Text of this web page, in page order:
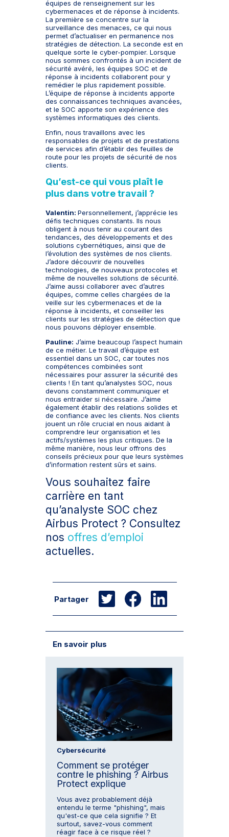
équipes de renseignement sur les
cybermenaces et de réponse à incidents.
La première se concentre sur la
surveillance des menaces, ce qui nous
permet d’actualiser en permanence nos
stratégies de détection. La seconde est en
quelque sorte le cyber-pompier. Lorsque
nous sommes confrontés à un incident de
sécurité avéré, les équipes SOC et de
réponse à incidents collaborent pour y
remédier le plus rapidement possible.
L’équipe de réponse à incidents apporte
des connaissances techniques avancées,
et le SOC apporte son expérience des
systèmes informatiques des clients.
Enfin, nous travaillons avec les
responsables de projets et de prestations
de services afin d’établir des feuilles de
route pour les projets de sécurité de nos
clients.
Qu’est-ce qui vous plaît le
plus dans votre travail ?
Valentin: Personnellement, j’apprécie les
défis techniques constants. Ils nous
obligent à nous tenir au courant des
tendances, des développements et des
solutions cybernétiques, ainsi que de
l’évolution des systèmes de nos clients.
J’adore découvrir de nouvelles
technologies, de nouveaux protocoles et
même de nouvelles solutions de sécurité.
J’aime aussi collaborer avec d’autres
équipes, comme celles chargées de la
veille sur les cybermenaces et de la
réponse à incidents, et conseiller les
clients sur les stratégies de détection que
nous pouvons déployer ensemble.
Pauline: J’aime beaucoup l’aspect humain
de ce métier. Le travail d’équipe est
essentiel dans un SOC, car toutes nos
compétences combinées sont
nécessaires pour assurer la sécurité des
clients ! En tant qu’analystes SOC, nous
devons constamment communiquer et
nous entraider si nécessaire. J’aime
également établir des relations solides et
de confiance avec les clients. Nos clients
jouent un rôle crucial en nous aidant à
comprendre leur organisation et les
actifs/systèmes les plus critiques. De la
même manière, nous leur offrons des
conseils précieux pour que leurs systèmes
d’information restent sûrs et sains.
Vous souhaitez faire
carrière en tant
qu’analyste SOC chez
Airbus Protect ? Consultez
nos offres d’emploi
actuelles.
Partager
En savoir plus
Cybersécurité
Comment se protéger
contre le phishing ? Airbus
Protect explique
Vous avez probablement déjà
entendu le terme "phishing", mais
qu'est-ce que cela signifie ? Et
surtout, savez-vous comment
réagir face à ce risque réel ?